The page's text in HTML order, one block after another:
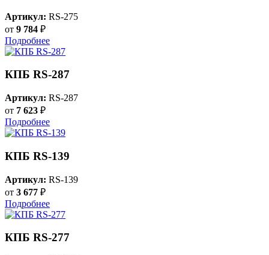
Артикул: RS-275
от 9 784 ₽
Подробнее
КПБ RS-287
Артикул: RS-287
от 7 623 ₽
Подробнее
КПБ RS-139
Артикул: RS-139
от 3 677 ₽
Подробнее
КПБ RS-277